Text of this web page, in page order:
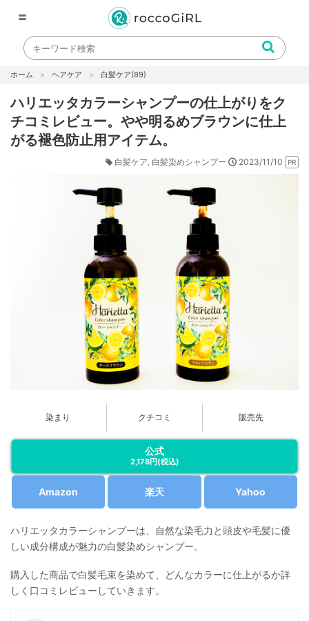
〓
ホーム ヘアケア 白髪ケア(89)
ハリエッタカラーシャンプーの仕上がりをク
チコミレビュー。やや明るめブラウンに仕上
がる褪色防止用アイテム。
白髪ケア 白髪染めシャンプー 2023/11/10
染まり クチコミ 販売先
公式
2,178円(税込)
Amazon 楽天 Yahoo
ハリエッタカラーシャンプーは、自然な染毛力と頭皮や毛髪に優
しい成分構成が魅力の白髪染めシャンプー。
購入した商品で白髪毛束を染めて、どんなカラーに仕上がるか詳
しく口コミレビューしていきます。